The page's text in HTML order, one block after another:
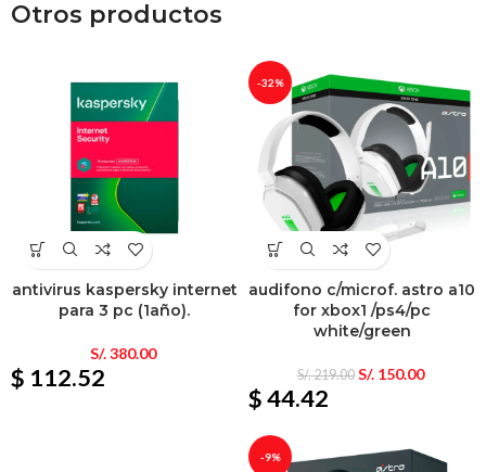
Otros productos
antivirus kaspersky internet
para 3 pc (1año).
S/.380.00
$ 112.52
-32%
audifono c/microf. astro a10
for xbox1 /ps4/pc
white/green
S/.219.00 S/.150.00
$ 44.42
-9%